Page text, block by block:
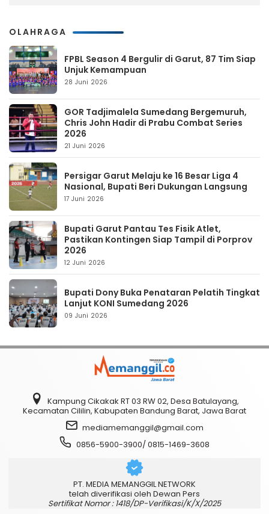
OLAHRAGA
FPBL Season 4 Bergulir di Garut, 87 Tim Siap
Unjuk Kemampuan
28 Juni 2026
GOR Tadjimalela Sumedang Bergemuruh,
Chris John Hadir di Prabu Combat Series
2026
21 Juni 2026
Persigar Garut Melaju ke 16 Besar Liga 4
Nasional, Bupati Beri Dukungan Langsung
17 Juni 2026
Bupati Garut Pantau Tes Fisik Atlet,
Pastikan Kontingen Siap Tampil di Porprov
2026
12 Juni 2026
Bupati Dony Buka Penataran Pelatih Tingkat
Lanjut KONI Sumedang 2026
09 Juni 2026
Kampung Cikakak RT 03 RW 02, Desa Batulayang,
Kecamatan Cililin, Kabupaten Bandung Barat, Jawa Barat
mediamemanggil@gmail.com
0856-5900-3900/ 0815-1469-3608
PT. MEDIA MEMANGGIL NETWORK
telah diverifikasi oleh Dewan Pers
Sertifikat Nomor : 1418/DP-Verifikasi/K/X/2025